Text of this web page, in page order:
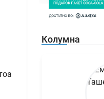
Колумна